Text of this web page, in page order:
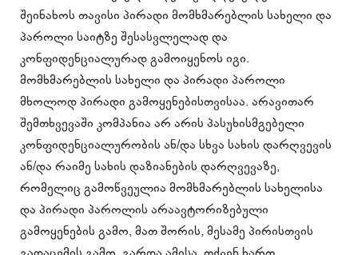
შეინახოს თავისი პირადი მომხმარებლის სახელი და
პაროლი საიტზე შესასვლელად და
კონფიდენციალურად გამოიყენოს იგი.
მომხმარებლის სახელი და პირადი პაროლი
მხოლოდ პირადი გამოყენებისთვისაა. არავითარ
შემთხვევაში კომპანია არ არის პასუხისმგებელი
კონფიდენციალურობის ან/და სხვა სახის დარღვევის
ან/და რაიმე სახის დაზიანების დარღვევაზე,
რომელიც გამოწვეულია მომხმარებლის სახელისა
და პირადი პაროლის არაავტორიზებული
გამოყენების გამო, მათ შორის, მესამე პირისთვის